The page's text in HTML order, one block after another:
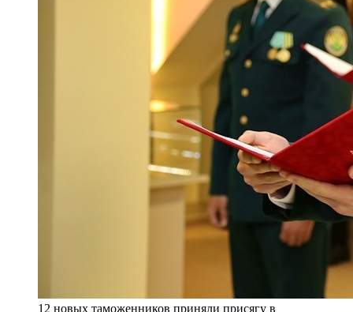
12 новых таможенников приняли присягу в